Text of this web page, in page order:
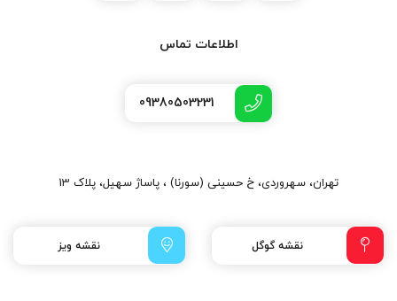
اطلاعات تماس
09380503231
تهران، سهروردی، خ حسینی (سورنا) ، پاساژ سهیل، پلاک 13
نقشه گوگل نقشه ویز